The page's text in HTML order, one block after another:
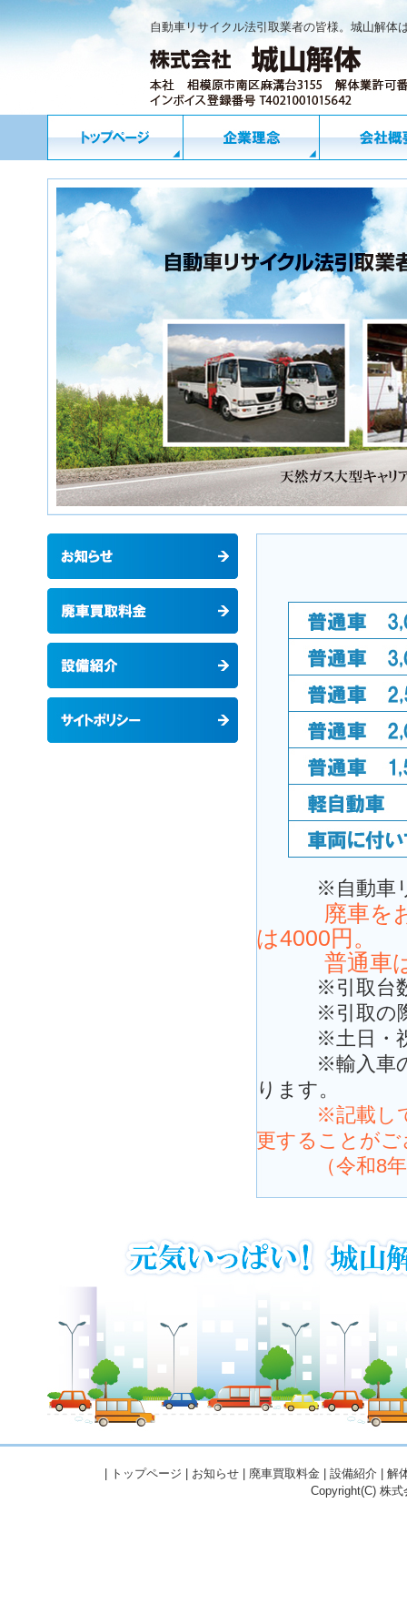
自動車リサイクル法引取業者の皆様。城山解体
※自動車リサ
廃車をお持
は4000円。
普通車は
※引取台数に
※引取の際に
※土日・祝
※輸入車の場
ります。
※記載してお
更することが
（令和8年5
トップページ お知らせ 廃車買取料金 設備紹介
解
Copyright(C) 株